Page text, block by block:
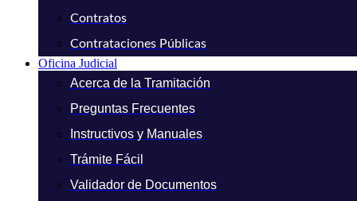
Contratos
Contrataciones Públicas
Oficina Judicial
Acerca de la Tramitación
Preguntas Frecuentes
Instructivos y Manuales
Trámite Fácil
Validador de Documentos